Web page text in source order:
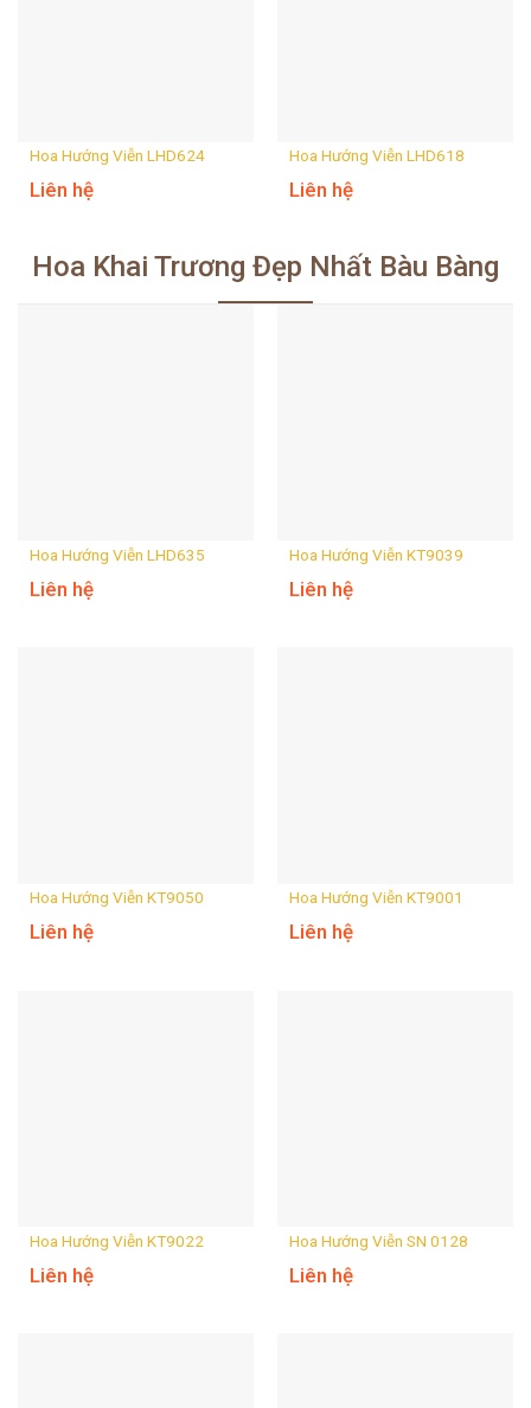
Hoa Hướng Viễn LHD624
Liên hệ
Hoa Hướng Viễn LHD618
Liên hệ
Hoa Khai Trương Đẹp Nhất Bàu Bàng
Hoa Hướng Viễn LHD635
Liên hệ
Hoa Hướng Viễn KT9039
Liên hệ
Hoa Hướng Viễn KT9050
Liên hệ
Hoa Hướng Viễn KT9001
Liên hệ
Hoa Hướng Viễn KT9022
Liên hệ
Hoa Hướng Viễn SN 0128
Liên hệ